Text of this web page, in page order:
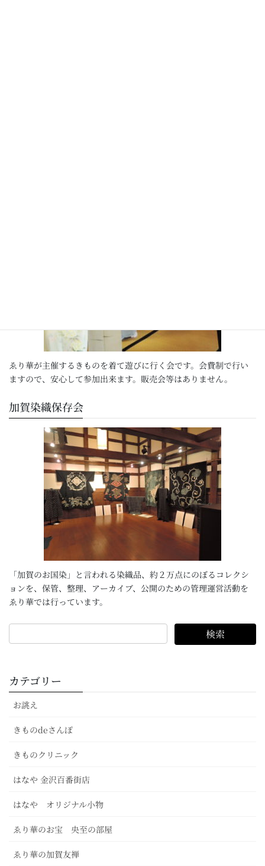
ゑり華が主催するきものを着て遊びに行く会です。会費制で行い
ますので、安心して参加出来ます。販売会等はありません。
加賀染織保存会
「加賀のお国染」と言われる染織品、約２万点にのぼるコレクシ
ョンを、保管、整理、アーカイブ、公開のための管理運営活動を
ゑり華では行っています。
カテゴリー
お誂え
きものdeさんぽ
きものクリニック
はなや 金沢百番街店
はなや オリジナル小物
ゑり華のお宝 央至の部屋
ゑり華の加賀友禅